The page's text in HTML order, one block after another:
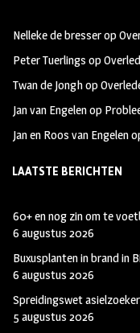
oo
k
m
Nelleke de bresserop
Peter Tuerlings op
Twan de Jonghop
Jan van Engelenop
Jan en Roos van Engelen
LAATSTE BERICHTEN
60+ en nog zin om te
6 augustus 2026
Buxusplanten in brand in
6 augustus 2026
Spreidingswet
5 augustus 2026